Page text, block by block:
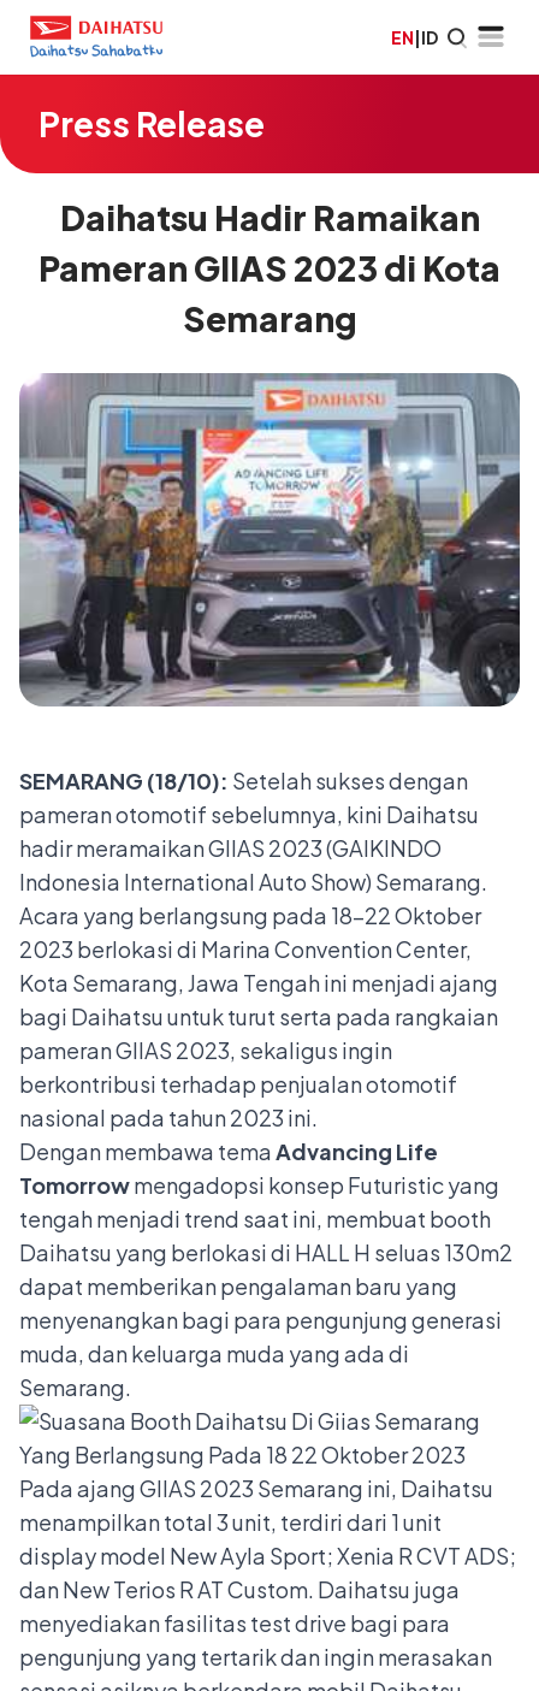
EN|ID
Press Release
Daihatsu Hadir Ramaikan
Pameran GIIAS 2023 di Kota
Semarang
SEMARANG (18/10): Setelah sukses dengan
pameran otomotif sebelumnya, kini Daihatsu
hadir meramaikan GIIAS 2023 (GAIKINDO
Indonesia International Auto Show) Semarang.
Acara yang berlangsung pada 18–22 Oktober
2023 berlokasi di Marina Convention Center,
Kota Semarang, Jawa Tengah ini menjadi ajang
bagi Daihatsu untuk turut serta pada rangkaian
pameran GIIAS 2023, sekaligus ingin
berkontribusi terhadap penjualan otomotif
nasional pada tahun 2023 ini.
Dengan membawa temaAdvancing Life
Tomorrowmengadopsi konsep Futuristic yang
tengah menjadi trend saat ini, membuat booth
Daihatsu yang berlokasi di HALL H seluas 130m2
dapat memberikan pengalaman baru yang
menyenangkan bagi para pengunjung generasi
muda, dan keluarga muda yang ada di
Semarang.
Pada ajang GIIAS 2023 Semarang ini, Daihatsu
menampilkan total 3 unit, terdiri dari 1 unit
display model New Ayla Sport; Xenia R CVT ADS;
dan New Terios R AT Custom. Daihatsu juga
menyediakan fasilitas test drive bagi para
pengunjung yang tertarik dan ingin merasakan